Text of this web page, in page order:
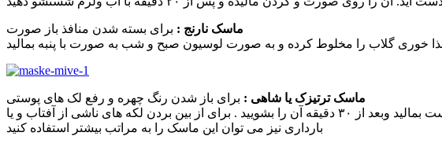
ماسک نارنج : برای بسته شدن منافذ باز صورت
ماسک ترتیزک یا شاهی : برای باز شدن رنگ چهره و رفع لک های پوستی
۳ قاشق غذا خوری آب ترتیزک یا شاهی + ۱ قاشق غذا خوری عسل طبیعی را مخلوط کرده و روی پوست بمالید وبعد از ۳۰ دقیقه آن را بشویید . برای از بین بردن لکه های ناشی از آفتاب و یا
بارداری نیز می توان این ماسک را به مراتب بیشتر استفاده کنید